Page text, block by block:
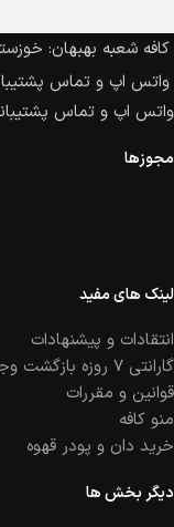
کافه شعبه بهبهان:
واتس اپ و تماس پشتیبانی کافه:
واتس اپ و تماس پشتیبانی دان
مجوزها
لینک های مفید
انتقادات و پیشنهادات
گارانتی ۷ روزه بازگشت وجه
قوانین و مقررات
منو کافه
خرید دان و پودر قهوه
دیگر بخش ها